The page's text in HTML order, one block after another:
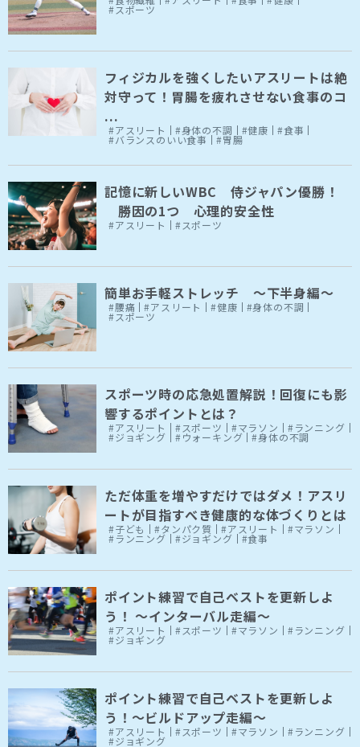
#スポーツ
フィジカルを強くしたいアスリートは絶
対守って！胃腸を疲れさせない食事のコ
...
#アスリート #身体の不調 #健康 #食事
#バランスのいい食事 #胃腸
記憶に新しいWBC 侍ジャパン優勝！
勝因の1つ 心理的安全性
#アスリート #スポーツ
簡単お手軽ストレッチ 〜下半身編〜
#腰痛 #アスリート #健康 #身体の不調
#スポーツ
スポーツ時の応急処置解説！回復にも影
響するポイントとは？
#アスリート #スポーツ #マラソン #ランニング
#ジョギング #ウォーキング #身体の不調
ただ体重を増やすだけではダメ！アスリ
ートが目指すべき健康的な体づくりとは
#子ども #タンパク質 #アスリート #マラソン
#ランニング #ジョギング #食事
ポイント練習で自己ベストを更新しよ
う！ ～インターバル走編～
#アスリート #スポーツ #マラソン #ランニング
#ジョギング
ポイント練習で自己ベストを更新しよ
う！～ビルドアップ走編～
#アスリート #スポーツ #マラソン #ランニング
#ジョギング